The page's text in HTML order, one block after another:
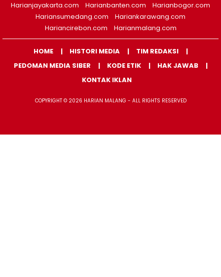
Harianjayakarta.com
Harianbanten.com
Harianbogor.com
Hariansumedang.com
Hariankarawang.com
Hariancirebon.com
Harianmalang.com
HOME HISTORI MEDIA
TIM REDAKSI
PEDOMAN MEDIA SIBER
KODE ETIK
HAK JAWAB
KONTAK IKLAN
COPYRIGHT © 2026 HARIAN MALANG - ALL RIGHTS RESERVED